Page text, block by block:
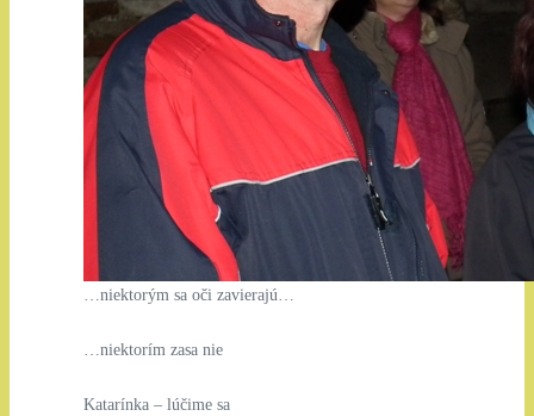
…niektorým sa oči zavierajú…
…niektorím zasa nie
Katarínka – lúčime sa